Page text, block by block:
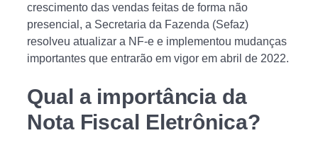
crescimento das vendas feitas de forma não
presencial, a Secretaria da Fazenda (Sefaz)
resolveu atualizar a NF-e e implementou mudanças
importantes que entrarão em vigor em abril de 2022.
Qual a importância da
Nota Fiscal Eletrônica?